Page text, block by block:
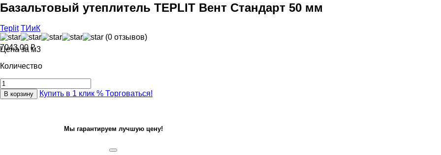
Базальтовый утеплитель TEPLIT Вент Стандарт 50 мм
Teplit ТИиК
(0 отзывов)
7043,00 ₽
Цена за м3
Количество
В корзину Купить в 1 клик % Торговаться!
Мы гарантируем лучшую цену!